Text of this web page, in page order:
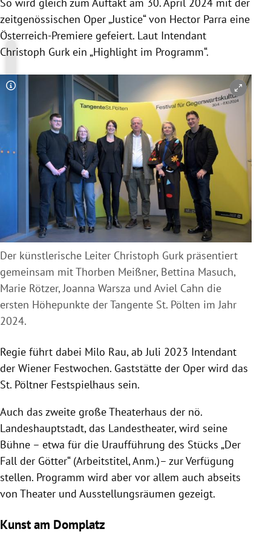
zeitgenössischen Oper „Justice“ von Hector Parra eine
Österreich-Premiere gefeiert. Laut Intendant
Christoph Gurk ein „Highlight im Programm“.
Copyright-Hinweis öffnen/schließen
Der künstlerische Leiter Christoph Gurk präsentiert
gemeinsam mit Thorben Meißner, Bettina Masuch,
Marie Rötzer, Joanna Warsza und Aviel Cahn die
ersten Höhepunkte der Tangente St. Pölten im Jahr
2024.
Regie führt dabei Milo Rau, ab Juli 2023 Intendant
der Wiener Festwochen. Gaststätte der Oper wird das
St. Pöltner Festspielhaus sein.
Auch das zweite große Theaterhaus der nö.
Landeshauptstadt, das Landestheater, wird seine
Bühne – etwa für die Uraufführung des Stücks „Der
Fall der Götter“ (Arbeitstitel, Anm.)– zur Verfügung
stellen. Programm wird aber vor allem auch abseits
von Theater und Ausstellungsräumen gezeigt.
Kunst am Domplatz